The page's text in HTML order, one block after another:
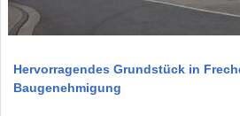
Hervorragendes Grundstück in
Baugenehmigung